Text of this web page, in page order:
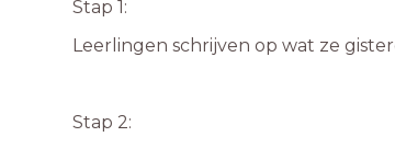
Stap 1:
Leerlingen schrijven op wat ze
Stap 2: